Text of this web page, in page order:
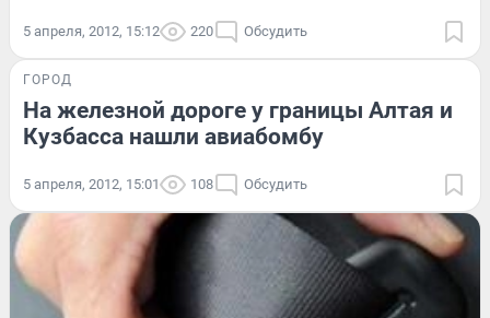
5 апреля, 2012, 15:12 220 Обсудить
ГОРОД
На железной дороге у границы Алтая и
Кузбасса нашли авиабомбу
5 апреля, 2012, 15:01 108 Обсудить